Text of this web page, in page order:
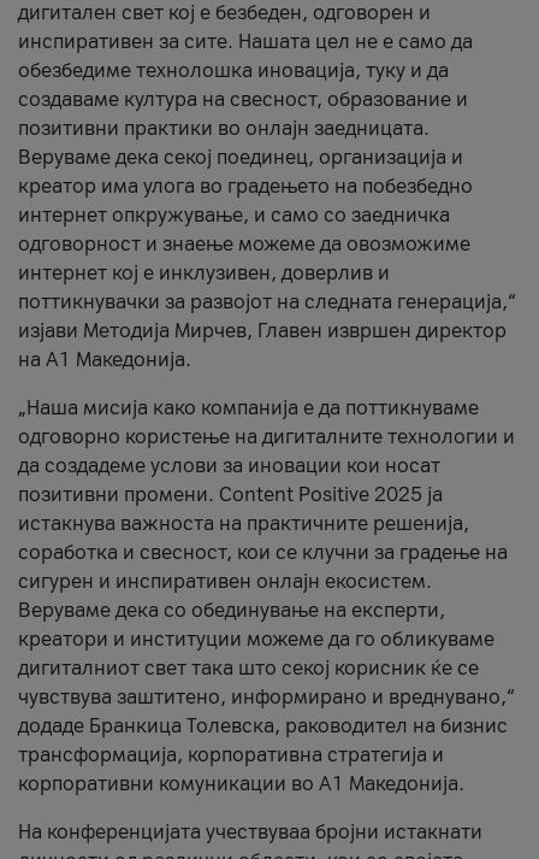
дигитален свет кој е безбеден, одговорен и
инспиративен за сите. Нашата цел не е само да
обезбедиме технолошка иновација, туку и да
создаваме култура на свесност, образование и
позитивни практики во онлајн заедницата.
Веруваме дека секој поединец, организација и
креатор има улога во градењето на побезбедно
интернет опкружување, и само со заедничка
одговорност и знаење можеме да овозможиме
интернет кој е инклузивен, доверлив и
поттикнувачки за развојот на следната генерација,“
изјави Методија Мирчев, Главен извршен директор
на А1 Македонија.
„Наша мисија како компанија е да поттикнуваме
одговорно користење на дигиталните технологии и
да создадеме услови за иновации кои носат
позитивни промени. Content Positive 2025 ја
истакнува важноста на практичните решенија,
соработка и свесност, кои се клучни за градење на
сигурен и инспиративен онлајн екосистем.
Веруваме дека со обединување на експерти,
креатори и институции можеме да го обликуваме
дигиталниот свет така што секој корисник ќе се
чувствува заштитено, информирано и вреднувано,“
додаде Бранкица Толевска, раководител на бизнис
трансформација, корпоративна стратегија и
корпоративни комуникации во А1 Македонија.
На конференцијата учествуваа бројни истакнати